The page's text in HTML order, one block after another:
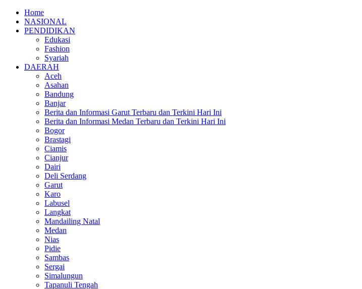
Home
NASIONAL
PENDIDIKAN
Edukasi
Fashion
Syariah
DAERAH
Aceh
Asahan
Bandung
Banjar
Berita dan Informasi Garut Terbaru dan Terkini Hari Ini
Berita dan Informasi Medan Terbaru dan Terkini Hari Ini
Bogor
Brastagi
Ciamis
Cianjur
Dairi
Deli Serdang
Garut
Karo
Labusel
Langkat
Mandailing Natal
Medan
Nias
Pidie
Sambas
Sergai
Simalungun
Tapanuli Tengah